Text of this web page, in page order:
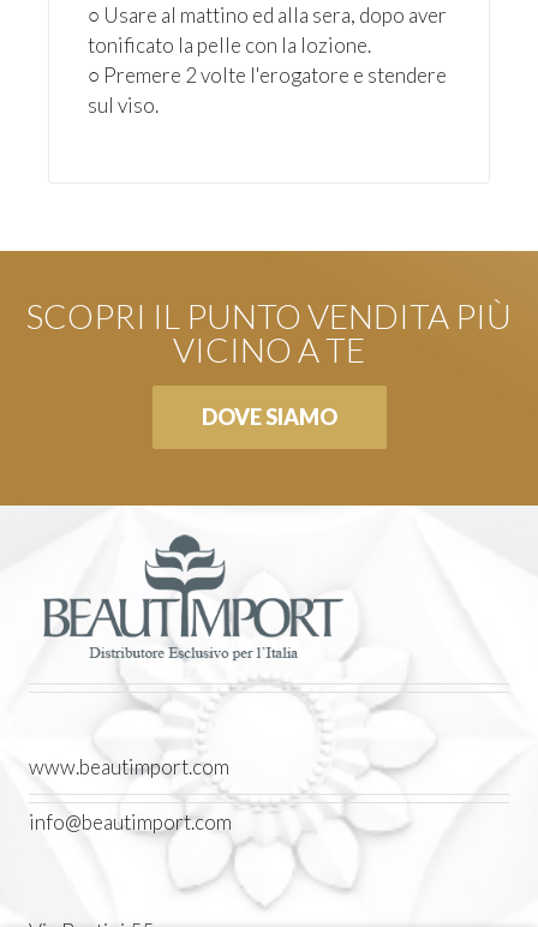
○ Usare al mattino ed alla sera, dopo aver
tonificato la pelle con la lozione.
○ Premere 2 volte l'erogatore e stendere
sul viso.
SCOPRI IL PUNTO VENDITA PIÙ
VICINO A TE
DOVE SIAMO
www.beautimport.com
info@beautimport.com